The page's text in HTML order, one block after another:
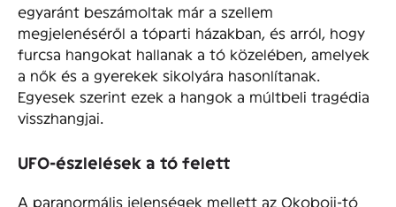
egyaránt beszámoltak már a szellem
megjelenéséről a tóparti házakban, és arról, hogy
furcsa hangokat hallanak a tó közelében, amelyek
a nők és a gyerekek sikolyára hasonlítanak.
Egyesek szerint ezek a hangok a múltbeli tragédia
visszhangjai.
UFO-észlelések a tó felett
A paranormális jelenségek mellett az Okoboji-tó